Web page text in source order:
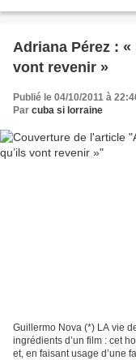
Adriana Pérez : «
vont revenir »
Publié le 04/10/2011 à
Par cuba si lorraine
Guillermo Nova (*) LA vie
ingrédients d’un film : cet
et, en faisant usage d’une